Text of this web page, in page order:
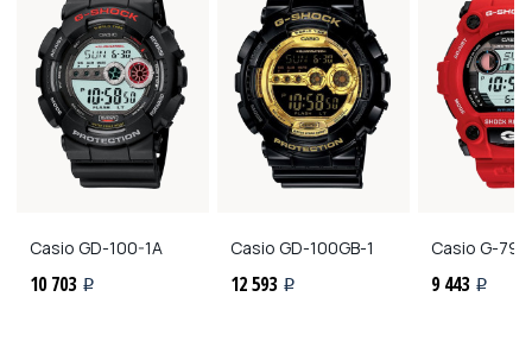
Casio GD-100-1A
10 703 i
Casio GD-100GB-1
12 593 i
Casio G-
9 443 i